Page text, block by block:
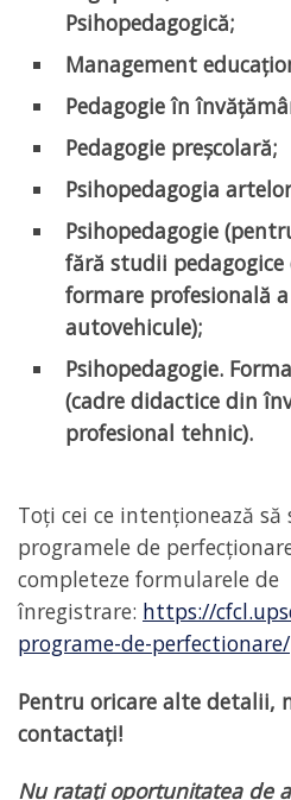
Psihopedagogică;
Management
Pedagogie în
Pedagogie preșcolară;
Psihopedagogia
Psihopedagogie
fără studii
formare profesională
autovehicule);
Psihopedagogie.
(cadre didactice din
profesional tehnic).
Toți cei ce intenționează să
programele de
completeze formularele de
înregistrare: https://
programe-de-perfectionare/
Pentru oricare alte detalii,
contactați!
Nu ratați oportunitatea de